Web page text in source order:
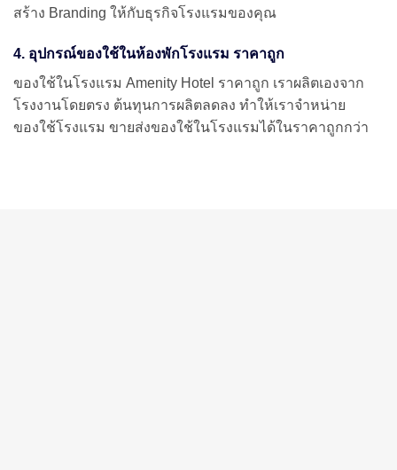
สร้าง Branding ให้กับธุรกิจโรงแรมของคุณ
4. อุปกรณ์ของใช้ในห้องพักโรงแรม ราคาถูก
ของใช้ในโรงแรม Amenity Hotel ราคาถูก เราผลิตเองจาก
โรงงานโดยตรง ต้นทุนการผลิตลดลง ทำให้เราจำหน่าย
ของใช้โรงแรม ขายส่งของใช้ในโรงแรมได้ในราคาถูกกว่า